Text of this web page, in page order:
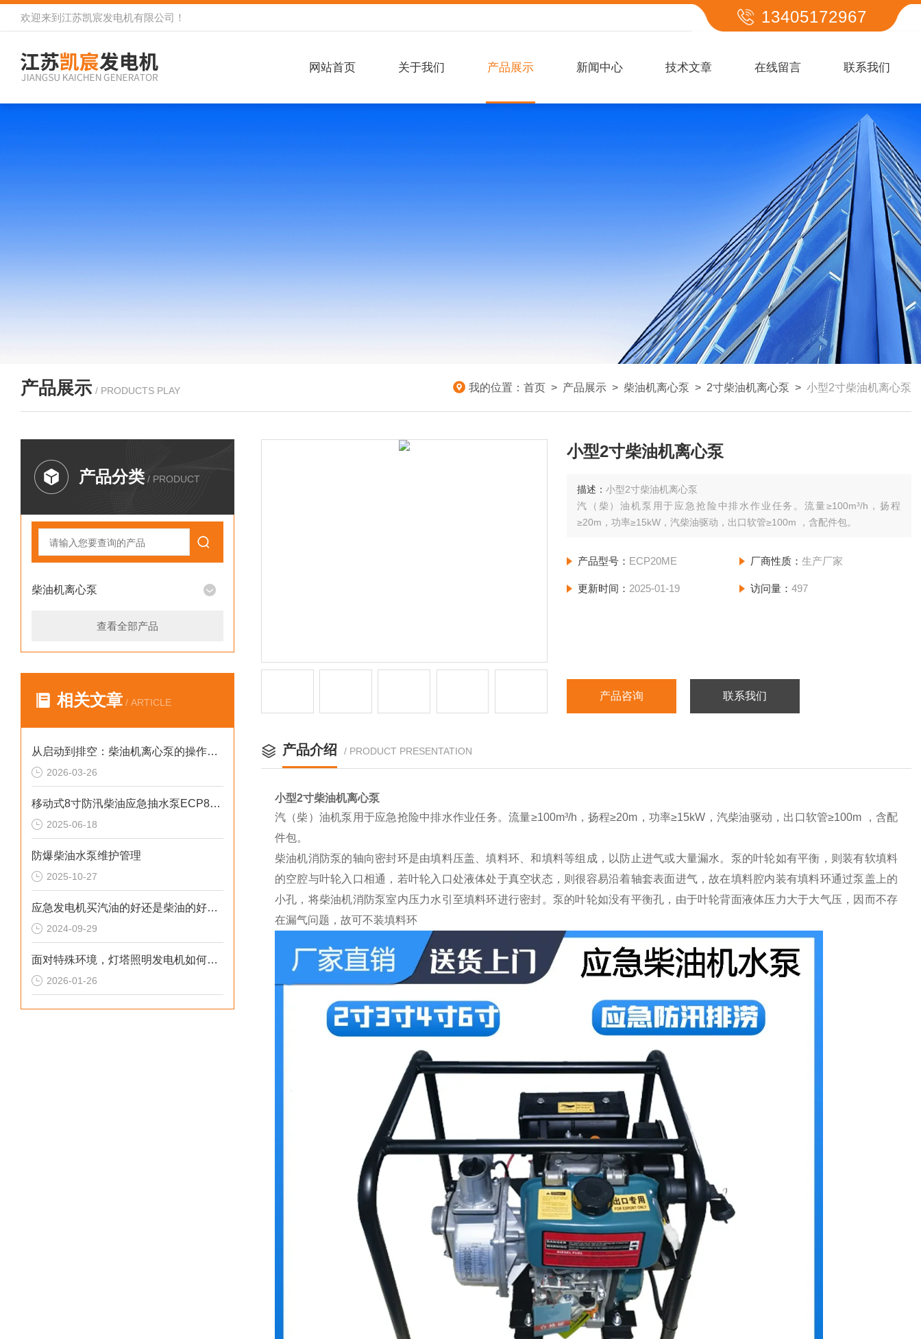
欢迎来到 江苏凯宸发电机有限公司 ！ 13405172967
网站首页 关于我们 产品展示 新闻中心 技术文章 在线留言 联系我们
产品展示 / PRODUCTS PLAY 我的位置： 首页 > 产品展示 > 柴油机离心泵 > 2寸柴油机离心泵 > 小型2寸柴油机离心泵
产品分类 / PRODUCT
柴油机离心泵
查看全部产品
相关文章 / ARTICLE
从启动到排空：柴油机离心泵的操作规范与技巧
2026-03-26
移动式8寸防汛柴油应急抽水泵ECP80ME
2025-06-18
防爆柴油水泵维护管理
2025-10-27
应急发电机买汽油的好还是柴油的好呢？
2024-09-29
面对特殊环境，灯塔照明发电机如何确保稳定运行
2026-01-26
小型2寸柴油机离心泵
描述：小型2寸柴油机离心泵
汽（柴）油机泵用于应急抢险中排水作业任务。流量≥100m³/h，扬程
≥20m，功率≥15kW，汽柴油驱动，出口软管≥100m ，含配件包。
产品型号： ECP20ME 厂商性质： 生产厂家
更新时间： 2025-01-19 访问量： 497
产品咨询 联系我们
产品介绍 / PRODUCT PRESENTATION
小型2寸柴油机离心泵
汽（柴）油机泵用于应急抢险中排水作业任务。流量≥100m³/h，扬程≥20m，功率≥15kW，汽柴油驱动，出口软管≥100m ，含配
件包。
柴油机消防泵的轴向密封环是由填料压盖、填料环、和填料等组成，以防止进气或大量漏水。泵的叶轮如有平衡，则装有软填料
的空腔与叶轮入口相通，若叶轮入口处液体处于真空状态，则很容易沿着轴套表面进气，故在填料腔内装有填料环通过泵盖上的
小孔，将柴油机消防泵室内压力水引至填料环进行密封。泵的叶轮如没有平衡孔，由于叶轮背面液体压力大于大气压，因而不存
在漏气问题，故可不装填料环